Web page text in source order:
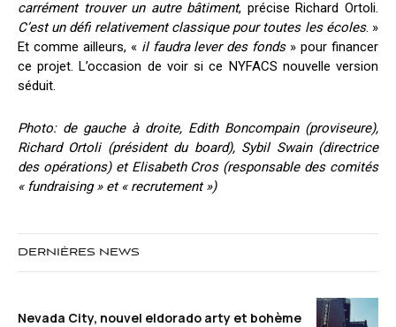
carrément trouver un autre bâtiment, précise Richard Ortoli.
C’est un défi relativement classique pour toutes les écoles. »
Et comme ailleurs, « il faudra lever des fonds» pour financer
ce projet. L’occasion de voir si ce NYFACS nouvelle version
séduit.
Photo: de gauche à droite, Edith Boncompain (proviseure),
Richard Ortoli (président du board), Sybil Swain (directrice
des opérations) et Elisabeth Cros (responsable des comités
« fundraising » et « recrutement »)
DERNIÈRES NEWS
Nevada City, nouvel eldorado arty et bohème